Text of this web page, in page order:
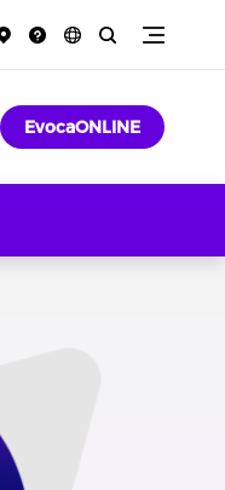
EvocaONLINE